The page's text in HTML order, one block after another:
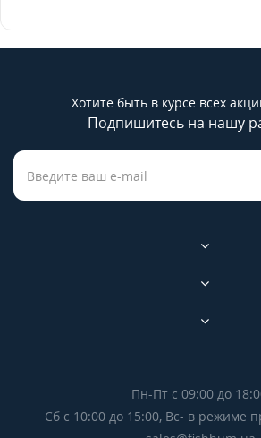
Хотите быть в курсе всех
Подпишитесь на нашу
Пн-Пт с 09:00 до
Сб с 10:00 до 15:00, Вс- в режиме